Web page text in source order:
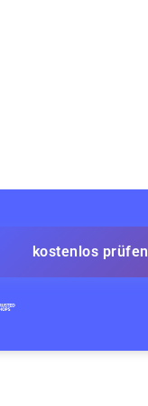
kostenlos prüfen